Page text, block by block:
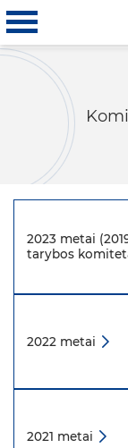
2023 metai
tarybos
2022 metai
2021 metai